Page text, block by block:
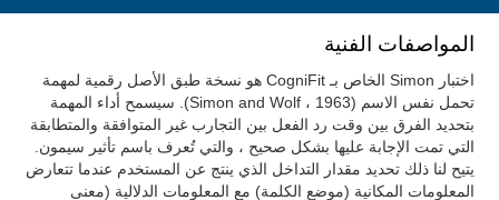
المواصفات الفنية
اختبار Simon الخاص بـ CogniFit هو نسخة طبق الأصل رقمية لمهمة
تحمل نفس الاسم (Simon and Wolf ، 1963). سيسمح أداء المهمة
بتحديد الفرق بين وقت رد الفعل بين التجارب غير المتوافقة والمتطابقة
التي تمت الإجابة عليها بشكل صحيح ، والتي تُعرف باسم تأثير سيمون.
يتيح لنا ذلك تحديد مقدار التداخل الذي ينتج عن المستخدم عندما تتعارض
المعلومات المكانية (موضع الكلمة) مع المعلومات الدلالية (معنى